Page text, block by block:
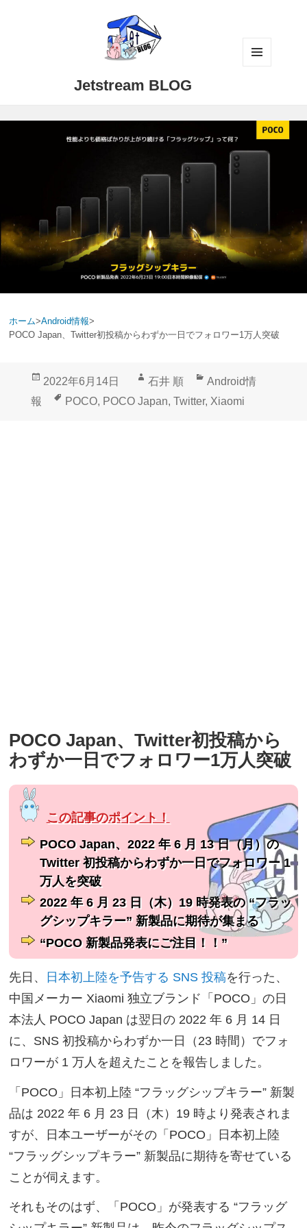
Jetstream BLOG
ホーム>Android情報>
POCO Japan、Twitter初投稿からわずか一日でフォロワー1万人突破
投
2022年6月14日
作
成
石井 順
カ
テ
Android情
報
タ
POCO, POCO Japan, Twitter, Xiaomi
POCO Japan、Twitter初投稿から
わずか一日でフォロワー1万人突破
POCO Japan、2022 年 6 月 13 日（月）の
Twitter 初投稿からわずか一日でフォロワー 1
万人を突破
2022 年 6 月 23 日（木）19 時発表の “フラッ
グシップキラー” 新製品に期待が集まる
“POCO 新製品発表にご注目！！”
先日、 日本初上陸を予告する SNS 投稿を行った、
中国メーカー Xiaomi 独立ブランド「POCO」の日
本法人 POCO Japan は翌日の 2022 年 6 月 14 日
に、SNS 初投稿からわずか一日（23 時間）でフォ
ロワーが 1 万人を超えたことを報告しました。
「POCO」日本初上陸 “フラッグシップキラー” 新製
品は 2022 年 6 月 23 日（木）19 時より発表されま
すが、日本ユーザーがその「POCO」日本初上陸
“フラッグシップキラー” 新製品に期待を寄せている
ことが伺えます。
それもそのはず、「POCO」が発表する “フラッグ